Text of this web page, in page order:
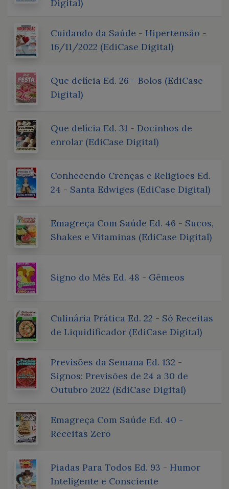
Digital)
Cuidando da Saúde - Hipertensão -
16/11/2022 (EdiCase Digital)
Que delícia Ed. 26 - Bolos (EdiCase
Digital)
Que delícia Ed. 31 - Docinhos de
enrolar (EdiCase Digital)
Conhecendo Crenças e Religiões Ed.
24 - Santa Edwiges (EdiCase Digital)
Emagreça Com Saúde Ed. 46 - Sucos,
Shakes e Vitaminas (EdiCase Digital)
Signo do Mês Ed. 48 - Gêmeos
Culinária Prática Ed. 22 - Só Receitas
de Liquidificador (EdiCase Digital)
Previsões da Semana Ed. 132 -
Signos: Previsões de 24 a 30 de
Outubro 2022 (EdiCase Digital)
Emagreça Com Saúde Ed. 40 -
Receitas Zero
Piadas Para Todos Ed. 93 - Humor
Inteligente e Consciente